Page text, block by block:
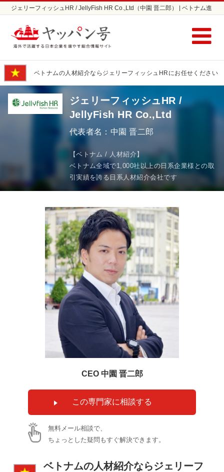
ジェリーフィッシュHR / JellyFish HR Co.,Ltd（中園 晋二郎） | ベトナム進
ベトナムの人材紹介ならジェリーフィッシュHRにお任せください
ジェリーフィッシュHR /
JellyFish HR Co.,Ltd
代表者名：中園 晋二郎
【ベトナム / 人材紹介】
ベトナム全域で1,000社以上の日系企業様との取
引実績を誇る日系人材紹介会社です
CEO 中園 晋二郎
無料メール相談で、
ちょっとした疑問もすぐ解決できます。
ベトナムの人材紹介ならジェリーフ